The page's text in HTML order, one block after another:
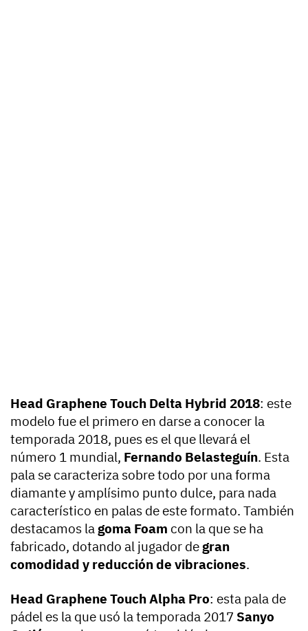
Head Graphene Touch Delta Hybrid 2018: este
modelo fue el primero en darse a conocer la
temporada 2018, pues es el que llevará el
número 1 mundial, Fernando Belasteguín. Esta
pala se caracteriza sobre todo por una forma
diamante y amplísimo punto dulce, para nada
característico en palas de este formato. También
destacamos la goma Foam con la que se ha
fabricado, dotando al jugador de gran
comodidad y reducción de vibraciones.
Head Graphene Touch Alpha Pro: esta pala de
pádel es la que usó la temporada 2017 Sanyo